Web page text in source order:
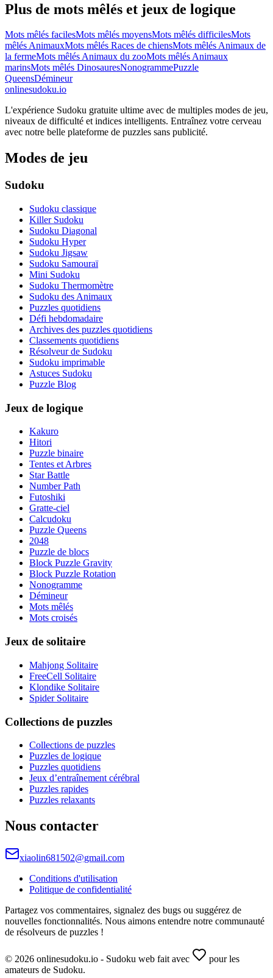
Plus de mots mêlés et jeux de logique
Mots mêlés facilesMots mêlés moyensMots mêlés difficilesMots
mêlés AnimauxMots mêlés Races de chiensMots mêlés Animaux de
la fermeMots mêlés Animaux du zooMots mêlés Animaux
marinsMots mêlés DinosauresNonogrammePuzzle
QueensDémineur
onlinesudoku.io
L'expérience Sudoku gratuite ultime avec de multiples modes de jeu,
niveaux de difficulté et indices intelligents. Entraînez votre cerveau
avec notre belle plateforme de puzzles sans publicité.
Modes de jeu
Sudoku
Sudoku classique
Killer Sudoku
Sudoku Diagonal
Sudoku Hyper
Sudoku Jigsaw
Sudoku Samouraï
Mini Sudoku
Sudoku Thermomètre
Sudoku des Animaux
Puzzles quotidiens
Défi hebdomadaire
Archives des puzzles quotidiens
Classements quotidiens
Résolveur de Sudoku
Sudoku imprimable
Astuces Sudoku
Puzzle Blog
Jeux de logique
Kakuro
Hitori
Puzzle binaire
Tentes et Arbres
Star Battle
Number Path
Futoshiki
Gratte-ciel
Calcudoku
Puzzle Queens
2048
Puzzle de blocs
Block Puzzle Gravity
Block Puzzle Rotation
Nonogramme
Démineur
Mots mêlés
Mots croisés
Jeux de solitaire
Mahjong Solitaire
FreeCell Solitaire
Klondike Solitaire
Spider Solitaire
Collections de puzzles
Collections de puzzles
Puzzles de logique
Puzzles quotidiens
Jeux d’entraînement cérébral
Puzzles rapides
Puzzles relaxants
Nous contacter
xiaolin681502@gmail.com
Conditions d'utilisation
Politique de confidentialité
Partagez vos commentaires, signalez des bugs ou suggérez de
nouvelles fonctionnalités. Nous aimons entendre notre communauté
de résolveurs de puzzles !
© 2026 onlinesudoku.io - Sudoku web fait avec
pour les
amateurs de Sudoku.